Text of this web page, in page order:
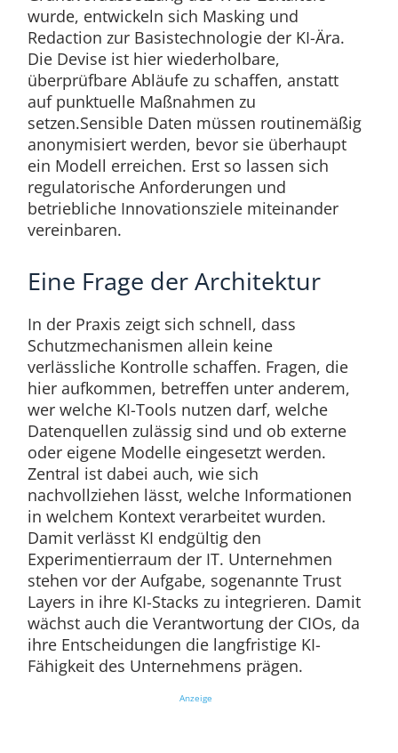
wurde, entwickeln sich Masking und
Redaction zur Basistechnologie der KI-Ära.
Die Devise ist hier wiederholbare,
überprüfbare Abläufe zu schaffen, anstatt
auf punktuelle Maßnahmen zu
setzen.Sensible Daten müssen routinemäßig
anonymisiert werden, bevor sie überhaupt
ein Modell erreichen. Erst so lassen sich
regulatorische Anforderungen und
betriebliche Innovationsziele miteinander
vereinbaren.
Eine Frage der Architektur
In der Praxis zeigt sich schnell, dass
Schutzmechanismen allein keine
verlässliche Kontrolle schaffen. Fragen, die
hier aufkommen, betreffen unter anderem,
wer welche KI-Tools nutzen darf, welche
Datenquellen zulässig sind und ob externe
oder eigene Modelle eingesetzt werden.
Zentral ist dabei auch, wie sich
nachvollziehen lässt, welche Informationen
in welchem Kontext verarbeitet wurden.
Damit verlässt KI endgültig den
Experimentierraum der IT. Unternehmen
stehen vor der Aufgabe, sogenannte Trust
Layers in ihre KI-Stacks zu integrieren. Damit
wächst auch die Verantwortung der CIOs, da
ihre Entscheidungen die langfristige KI-
Fähigkeit des Unternehmens prägen.
Anzeige